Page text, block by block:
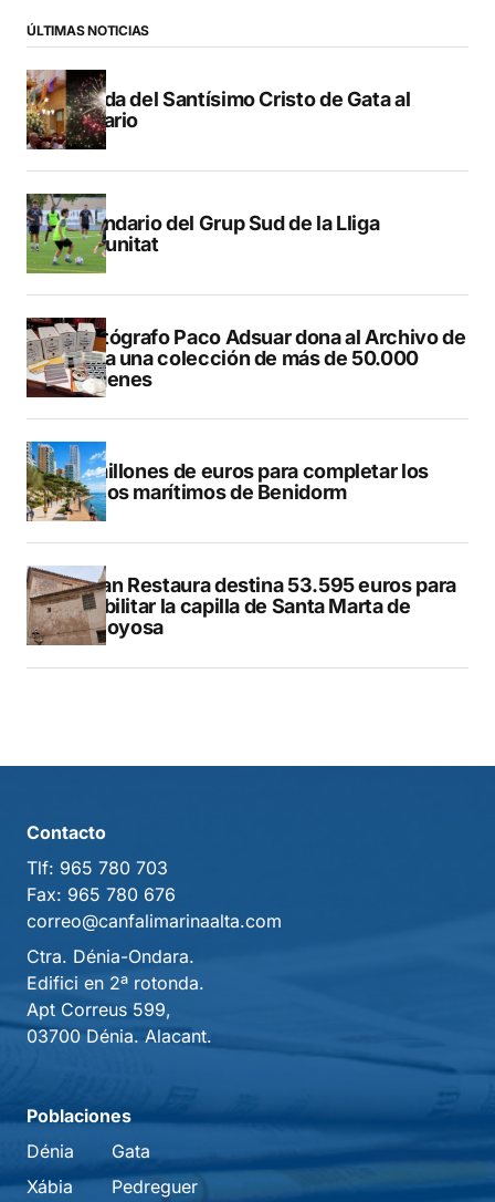
ÚLTIMAS NOTICIAS
Subida del Santísimo Cristo de Gata al
Calvario
Calendario del Grup Sud de la Lliga
Comunitat
El fotógrafo Paco Adsuar dona al Archivo de
Dénia una colección de más de 50.000
imágenes
50 millones de euros para completar los
paseos marítimos de Benidorm
El Plan Restaura destina 53.595 euros para
rehabilitar la capilla de Santa Marta de
Villajoyosa
Contacto
Tlf: 965 780 703
Fax: 965 780 676
correo@canfalimarinaalta.com
Ctra. Dénia-Ondara.
Edifici en 2ª rotonda.
Apt Correus 599,
03700 Dénia. Alacant.
Poblaciones
Dénia
Xábia
Gata
Pedreguer